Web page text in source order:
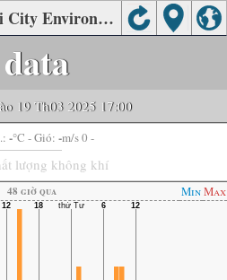
Chất lượng không khí tại City Environmental Monitoring Station, Nanchong
19 Th03 2025 17:00
-°C - Gió: -m/s 0 -
lượng không khí
48 giờ qua MinMax